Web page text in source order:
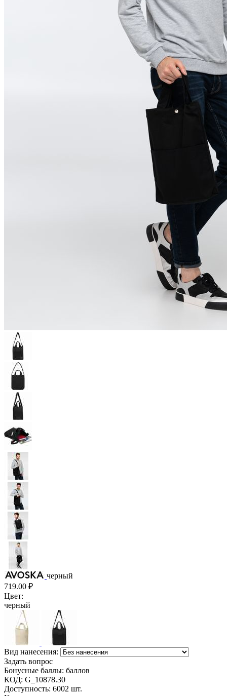
черный
719.00 ₽
Цвет:
черный
Вид нанесения:
Задать вопрос
Бонусные баллы: баллов
КОД: G_10878.30
Доступность: 6002 шт.